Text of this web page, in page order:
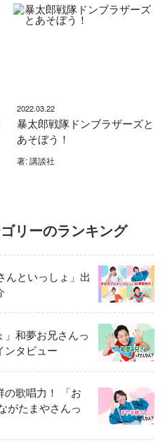
2022.03.22
暴太郎戦隊ドンブラザーズと
あそぼう！
著: 講談社
リーのランキング
んといっしょ」出
」和夢お兄さんっ
タビュー
の歌唱力！ 「お
がたまやさんっ